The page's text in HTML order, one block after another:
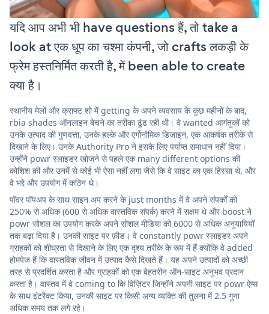
यदि आप अभी भी have questions हैं, तो take a
look at एक धूप का चश्मा कंपनी, जो crafts लकड़ी के
फ्रेम हस्तनिर्मित करती है, में been able to create
क्या है।
स्थानीय मेलों और क्राफ्ट शो में getting के अपने व्यवसाय के कुछ महीनों के बाद,
rbia shades ऑनलाइन बेचने का तरीका ढूंढ रही थी। वे wanted आगंतुकों को
उनके उत्पाद की गुणवत्ता, उनके हल्के और एर्गोनोमिक डिज़ाइन, एक आकर्षक तरीके से
दिखाने के लिए। उनके Authority Pro ने इसके लिए पर्याप्त समाधान नहीं दिया।
उन्होंने powr स्लाइडर खोजने से पहले एक many different options की
कोशिश की और उनमें से कोई भी ऐसा नहीं लगा जैसे कि वे साइट का एक हिस्सा थे, और
वे भद्दे और उपयोग में कठिन थे।
पॉवर पॉपअप के साथ साइन अप करने के just months में वे अपने संपर्कों को
250% से अधिक (600 से अधिक वास्तविक संपर्क) करने में सक्षम थे और boost ने
powr सोशल का उपयोग करके अपने सोशल मीडिया को 6000 से अधिक अनुयायियों
तक बढ़ा दिया है। उनकी साइट पर फ़ीड। वे constantly powr स्लाइडर अपने
ग्राहकों को शीघ्रता से दिखाने के लिए एक दृश्य तरीके के रूप में हैं क्योंकि वे added
होमपेज हैं कि वास्तविक जीवन में उत्पाद कैसे दिखते हैं। यह अपने उत्पादों को अच्छी
तरह से प्रदर्शित करता है और ग्राहकों को एक बेहतरीन ऑन-साइट अनुभव प्रदान
करता है। वास्तव में वे coming to कि विज़िटर जिन्होंने अपनी साइट पर powr ऐप्स
के साथ इंटरैक्ट किया, उनकी साइट पर किसी अन्य व्यक्ति की तुलना में 2.5 गुना
अधिक समय तक लगे रहे।